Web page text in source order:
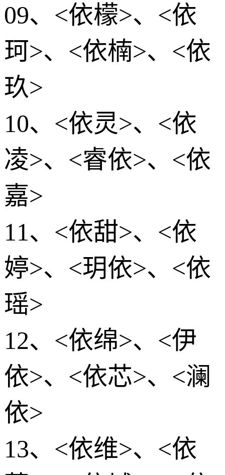
09、<依檬>、<依
珂>、<依楠>、<依
玖>
10、<依灵>、<依
凌>、<睿依>、<依
嘉>
11、<依甜>、<依
婷>、<玥依>、<依
瑶>
12、<依绵>、<伊
依>、<依芯>、<澜
依>
13、<依维>、<依